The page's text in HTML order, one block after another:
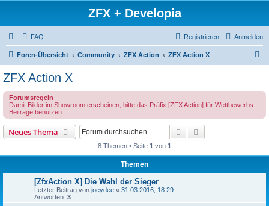
ZFX + Developia
FAQ Anmelden
Registrieren
Foren-Übersicht Community ZFX Action ZFX Action X
ZFX Action X
Forumsregeln
Damit Bilder im Showroom erscheinen, bitte das Präfix [ZFX Action] für Wettbewerbs-
Beiträge benutzen.
Neues Thema Suche
8 Themen • Seite 1 von 1
Themen
[ZfxAction X] Die Wahl der Sieger
Letzter Beitrag von joeydee « 31.03.2016, 18:29
Antworten: 3